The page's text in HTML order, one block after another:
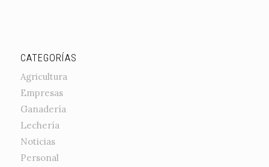
CATEGORÍAS
Agricultura
Empresas
Ganadería
Lechería
Noticias
Personal